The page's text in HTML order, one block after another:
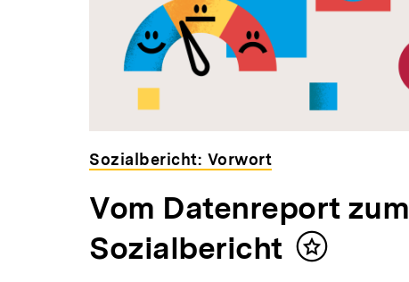
Sozialbericht: Vorwort
Vom Datenreport zum
Sozialbericht
Inhalt